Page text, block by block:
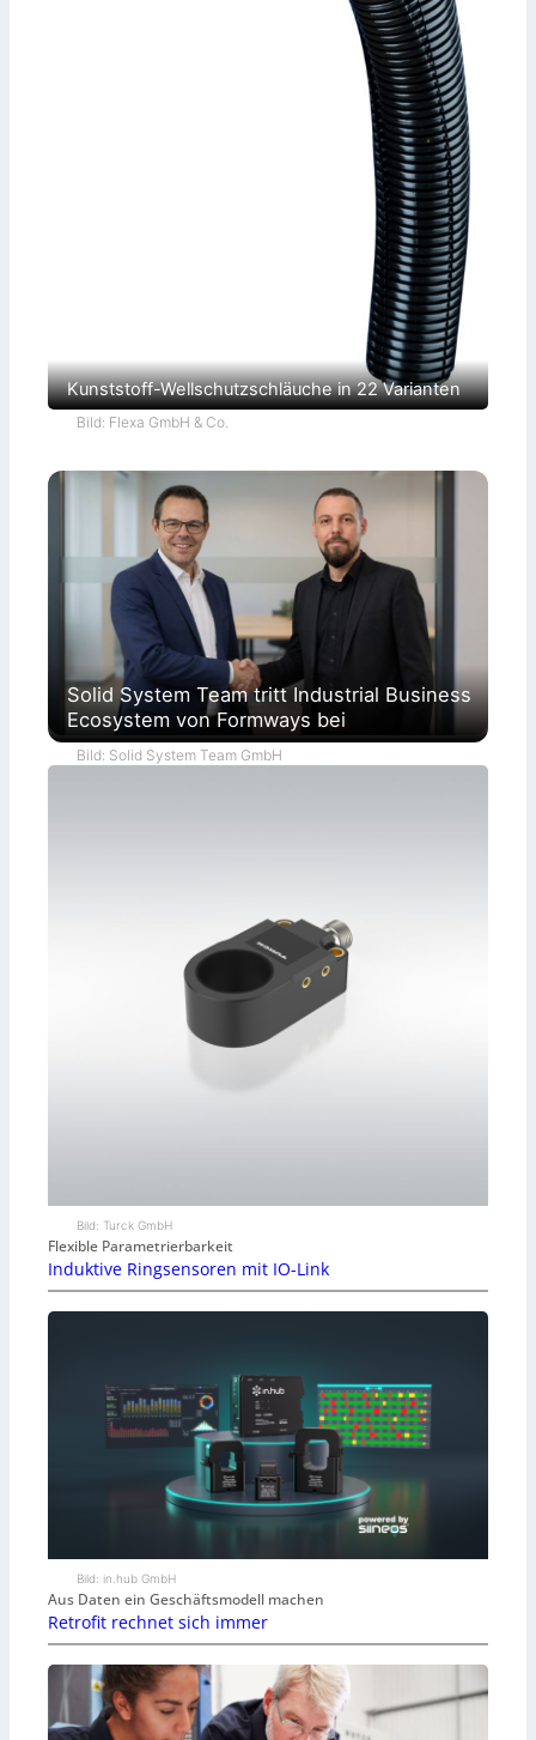
Kunststoff-Wellschutzschläuche in 22 Varianten
Bild: Flexa GmbH & Co.
Solid System Team tritt Industrial Business
Ecosystem von Formways bei
Bild: Solid System Team GmbH
Bild: Turck GmbH
Flexible Parametrierbarkeit
Induktive Ringsensoren mit IO-Link
Bild: in.hub GmbH
Aus Daten ein Geschäftsmodell machen
Retrofit rechnet sich immer